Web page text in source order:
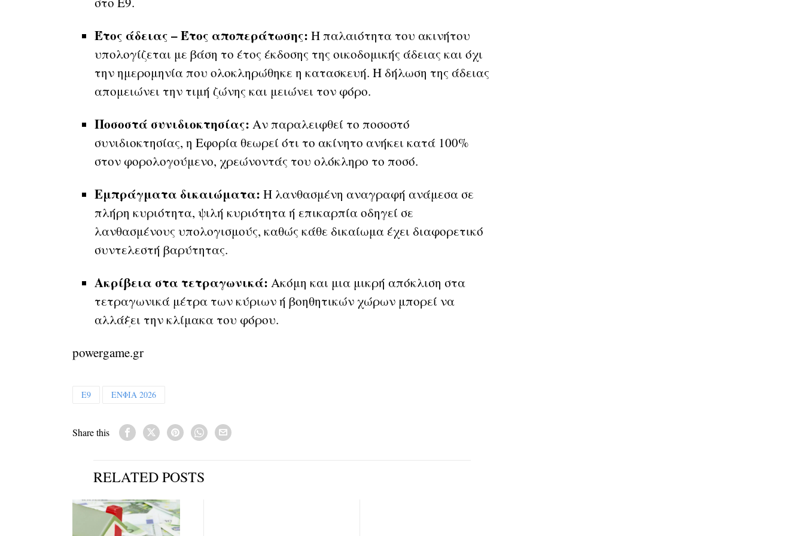
Έτος άδειας – Έτος αποπεράτωσης: Η παλαιότητα του ακινήτου
υπολογίζεται με βάση το έτος έκδοσης της οικοδομικής άδειας και όχι
την ημερομηνία που ολοκληρώθηκε η κατασκευή. Η δήλωση της άδειας
απομειώνει την τιμή ζώνης και μειώνει τον φόρο.
Ποσοστά συνιδιοκτησίας: Αν παραλειφθεί το ποσοστό
συνιδιοκτησίας, η Εφορία θεωρεί ότι το ακίνητο ανήκει κατά 100%
στον φορολογούμενο, χρεώνοντάς του ολόκληρο το ποσό.
Εμπράγματα δικαιώματα: Η λανθασμένη αναγραφή ανάμεσα σε
πλήρη κυριότητα, ψιλή κυριότητα ή επικαρπία οδηγεί σε
λανθασμένους υπολογισμούς, καθώς κάθε δικαίωμα έχει διαφορετικό
συντελεστή βαρύτητας.
Ακρίβεια στα τετραγωνικά: Ακόμη και μια μικρή απόκλιση στα
τετραγωνικά μέτρα των κύριων ή βοηθητικών χώρων μπορεί να
αλλάξει την κλίμακα του φόρου.
powergame.gr
Ε9 ΕΝΦΙΑ 2026
Share this
RELATED POSTS